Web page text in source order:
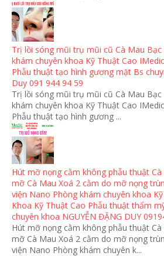
Trị lồi sóng mũi trụ mũi cũ Cà Mau
khám chuyên khoa Kỹ Thuật Cao
Phẫu thuật tạo hình gương mặt Bs
Duy 091 944 94 59
Trị lồi sóng mũi trụ mũi cũ Cà Mau
khám chuyên khoa Kỹ Thuật Cao
Phẫu thuật tạo hình gương ...
Hút mỡ nọng cằm không phẫu thuật
mỡ Cà Mau Xoá 2 cằm do mỡ nọng
viện Nano Phòng khám chuyên khoa
Khoa Kỹ Thuật Cao Phẫu thuật thẩm
chuyên khoa NGUYỄN ĐẶNG DUY
Hút mỡ nọng cằm không phẫu thuật
mỡ Cà Mau Xoá 2 cằm do mỡ nọng
viện Nano Phòng khám chuyên k...